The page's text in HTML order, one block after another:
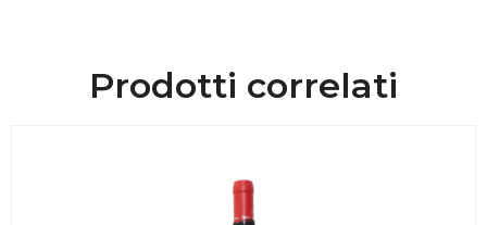
Prodotti correlati